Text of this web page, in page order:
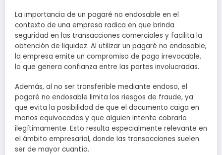
La importancia de un pagaré no endosable en el
contexto de una empresa radica en que brinda
seguridad en las transacciones comerciales y facilita la
obtención de liquidez. Al utilizar un pagaré no endosable,
la empresa emite un compromiso de pago irrevocable,
lo que genera confianza entre las partes involucradas.
Además, al no ser transferible mediante endoso, el
pagaré no endosable limita los riesgos de fraude, ya
que evita la posibilidad de que el documento caiga en
manos equivocadas y que alguien intente cobrarlo
ilegítimamente. Esto resulta especialmente relevante en
el ámbito empresarial, donde las transacciones suelen
ser de mayor cuantía.